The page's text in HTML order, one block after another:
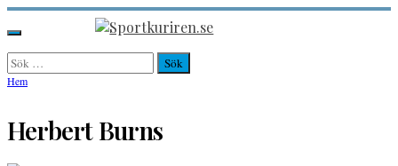
Hoppa
till
innehåll
Sportkuriren.se
Primär
meny
Sök
efter:
Hem
Herbert Burns